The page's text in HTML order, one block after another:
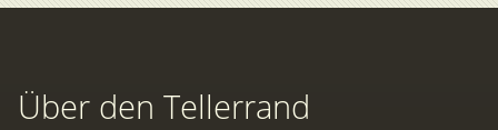
Über den Tellerrand